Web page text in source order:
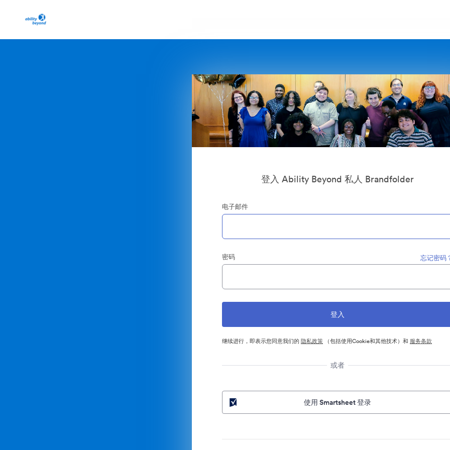
登入 Ability Beyond 私人 Brandfolder
电子邮件
密码 忘记密码
继续进行，即表示您同意我们的 隐私政策 （包括使用Cookie和其他技术）和 服务条款
或者
使用 Smartsheet 登录